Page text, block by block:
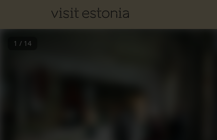
1 / 14